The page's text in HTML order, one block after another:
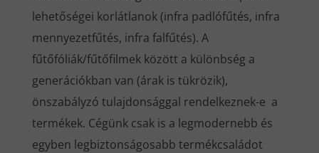
lehetőségei korlátlanok (infra padlófűtés, infra
mennyezetfűtés, infra falfűtés). A
fűtőfóliák/fűtőfilmek között a különbség a
generációkban van (árak is tükrözik),
önszabályzó tulajdonsággal rendelkeznek-e a
termékek. Cégünk csak is a legmodernebb és
egyben legbiztonságosabb termékcsaládot